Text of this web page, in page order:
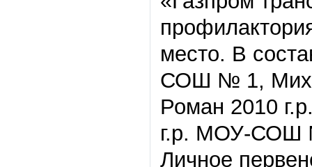
место. В
СОШ № 1,
Роман 2010
г.р. МОУ-СОШ
Личное